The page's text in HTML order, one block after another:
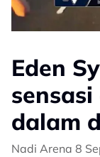
Eden
dalam
Nadi Arena 8